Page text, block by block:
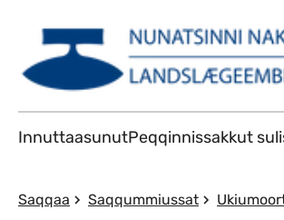
InnuttaasunutPeqqinnissakkut
Saqqaa Saqqummiussat